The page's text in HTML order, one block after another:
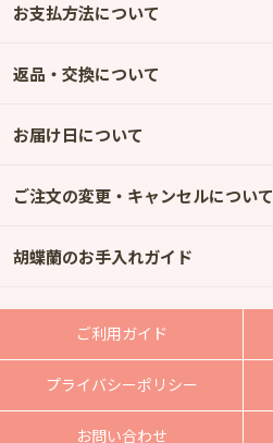
お支払方法について
返品・交換について
お届け日について
ご注文の変更・キャンセルについて
胡蝶蘭のお手入れガイド
ご利用ガイド
プライバシーポリシー
お問い合わせ